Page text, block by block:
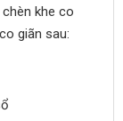
khe co
giãn sau: